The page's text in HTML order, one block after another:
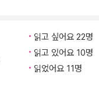
주저할 수밖에 없었다.
물리의 정석: 양자 역학
다. 이 책은 끈 이론의
읽고 싶어요 22명
읽고 있어요 10명
읽었어요 11명